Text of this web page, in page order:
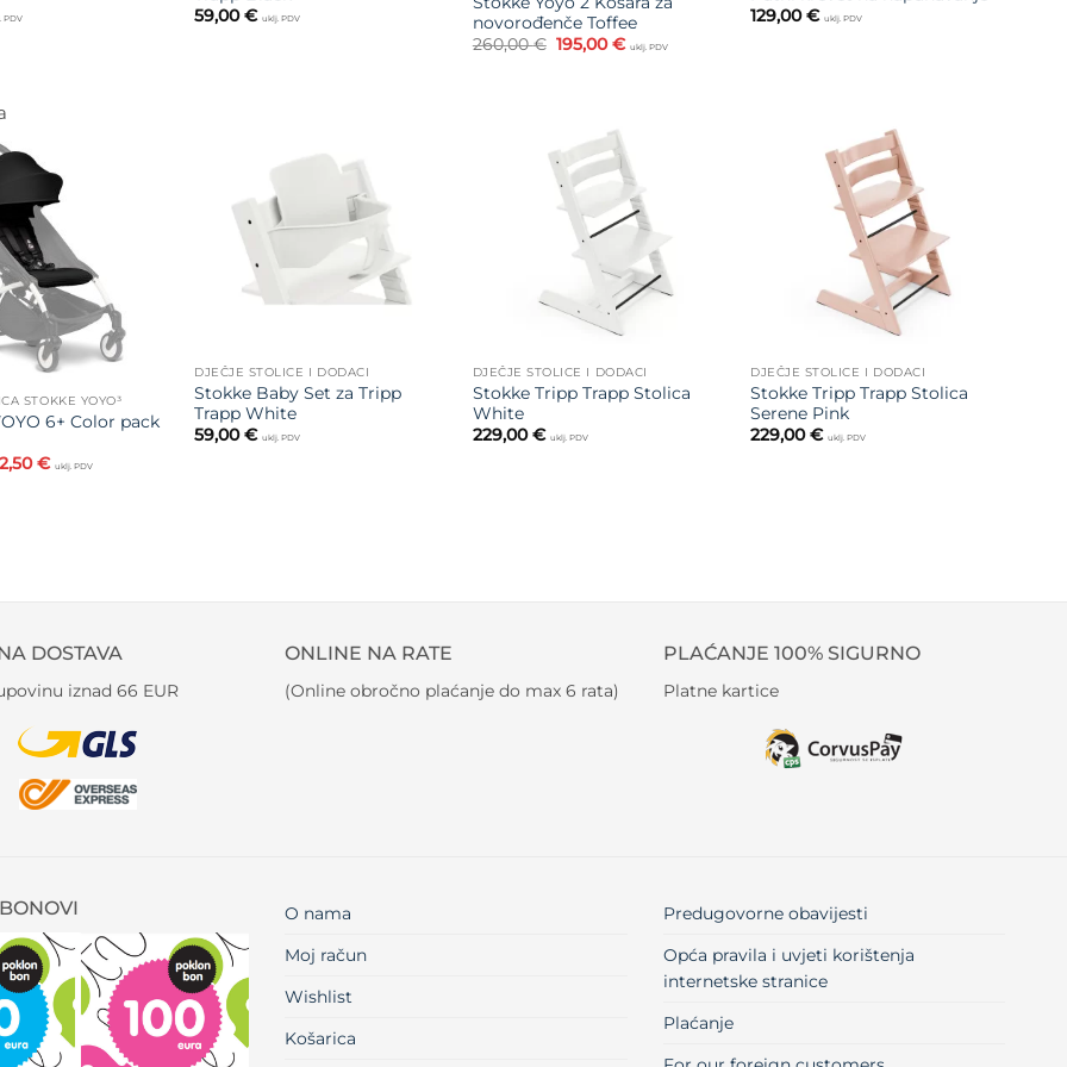
PDV
59,00€ uklj. PDV
novorođenče Toffee
260,00€ Izvorna
cijena
195,00€Trenutna
cijena
uklj. PDV
129,00€ uklj. PDV
STOKKE YOYO³
6+ Color pack
€Trenutna
cijena
uklj. PDV
DJEČJE STOLICE I DODACI
Stokke Baby Set za Tripp
Trapp White
59,00€ uklj. PDV
DJEČJE STOLICE I DODACI
Stokke Tripp Trapp Stolica
White
229,00€ uklj. PDV
DJEČJE STOLICE I DODACI
Stokke Tripp Trapp Stolica
Serene Pink
229,00€ uklj. PDV
DOSTAVA
iznad 66 EUR
ONLINE NA RATE
(Online obročno plaćanje do max 6 rata)
PLAĆANJE 100% SIGURNO
Platne kartice
O nama
Moj račun
Wishlist
Košarica
Predugovorne obavijesti
Opća pravila i uvjeti korištenja
internetske stranice
Plaćanje